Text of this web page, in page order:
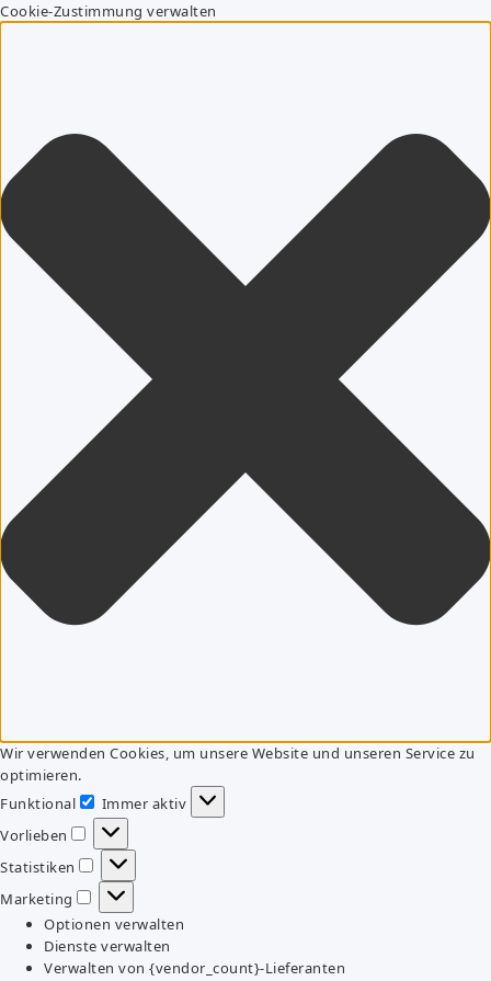
Cookie-Zustimmung verwalten
Wir verwenden Cookies, um unsere Website und unseren Service zu
optimieren.
Funktional
Funktional
Immer aktiv
Vorlieben
Vorlieben
Statistiken
Statistiken
Marketing
Marketing
Optionen verwalten
Dienste verwalten
Verwalten von {vendor_count}-Lieferanten